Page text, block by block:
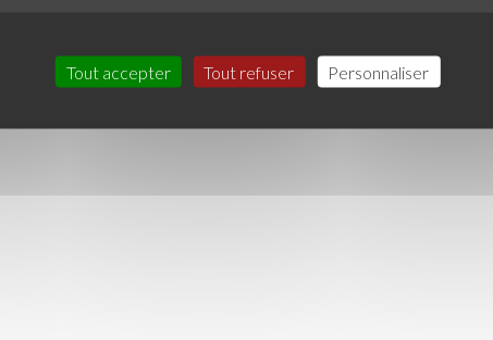
Tout accepter Tout refuser Personnaliser